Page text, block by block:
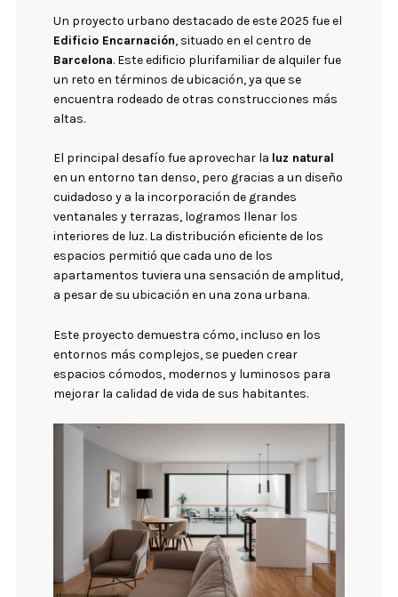
Un proyecto urbano destacado de este 2025 fue el
Edificio Encarnación, situado en el centro de
Barcelona. Este edificio plurifamiliar de alquiler fue
un reto en términos de ubicación, ya que se
encuentra rodeado de otras construcciones más
altas.
El principal desafío fue aprovechar la luz natural
en un entorno tan denso, pero gracias a un diseño
cuidadoso y a la incorporación de grandes
ventanales y terrazas, logramos llenar los
interiores de luz. La distribución eficiente de los
espacios permitió que cada uno de los
apartamentos tuviera una sensación de amplitud,
a pesar de su ubicación en una zona urbana.
Este proyecto demuestra cómo, incluso en los
entornos más complejos, se pueden crear
espacios cómodos, modernos y luminosos para
mejorar la calidad de vida de sus habitantes.